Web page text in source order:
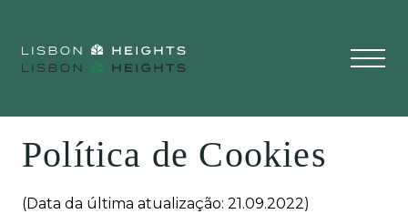
Política de Cookies
(Data da última atualização: 21.09.2022)